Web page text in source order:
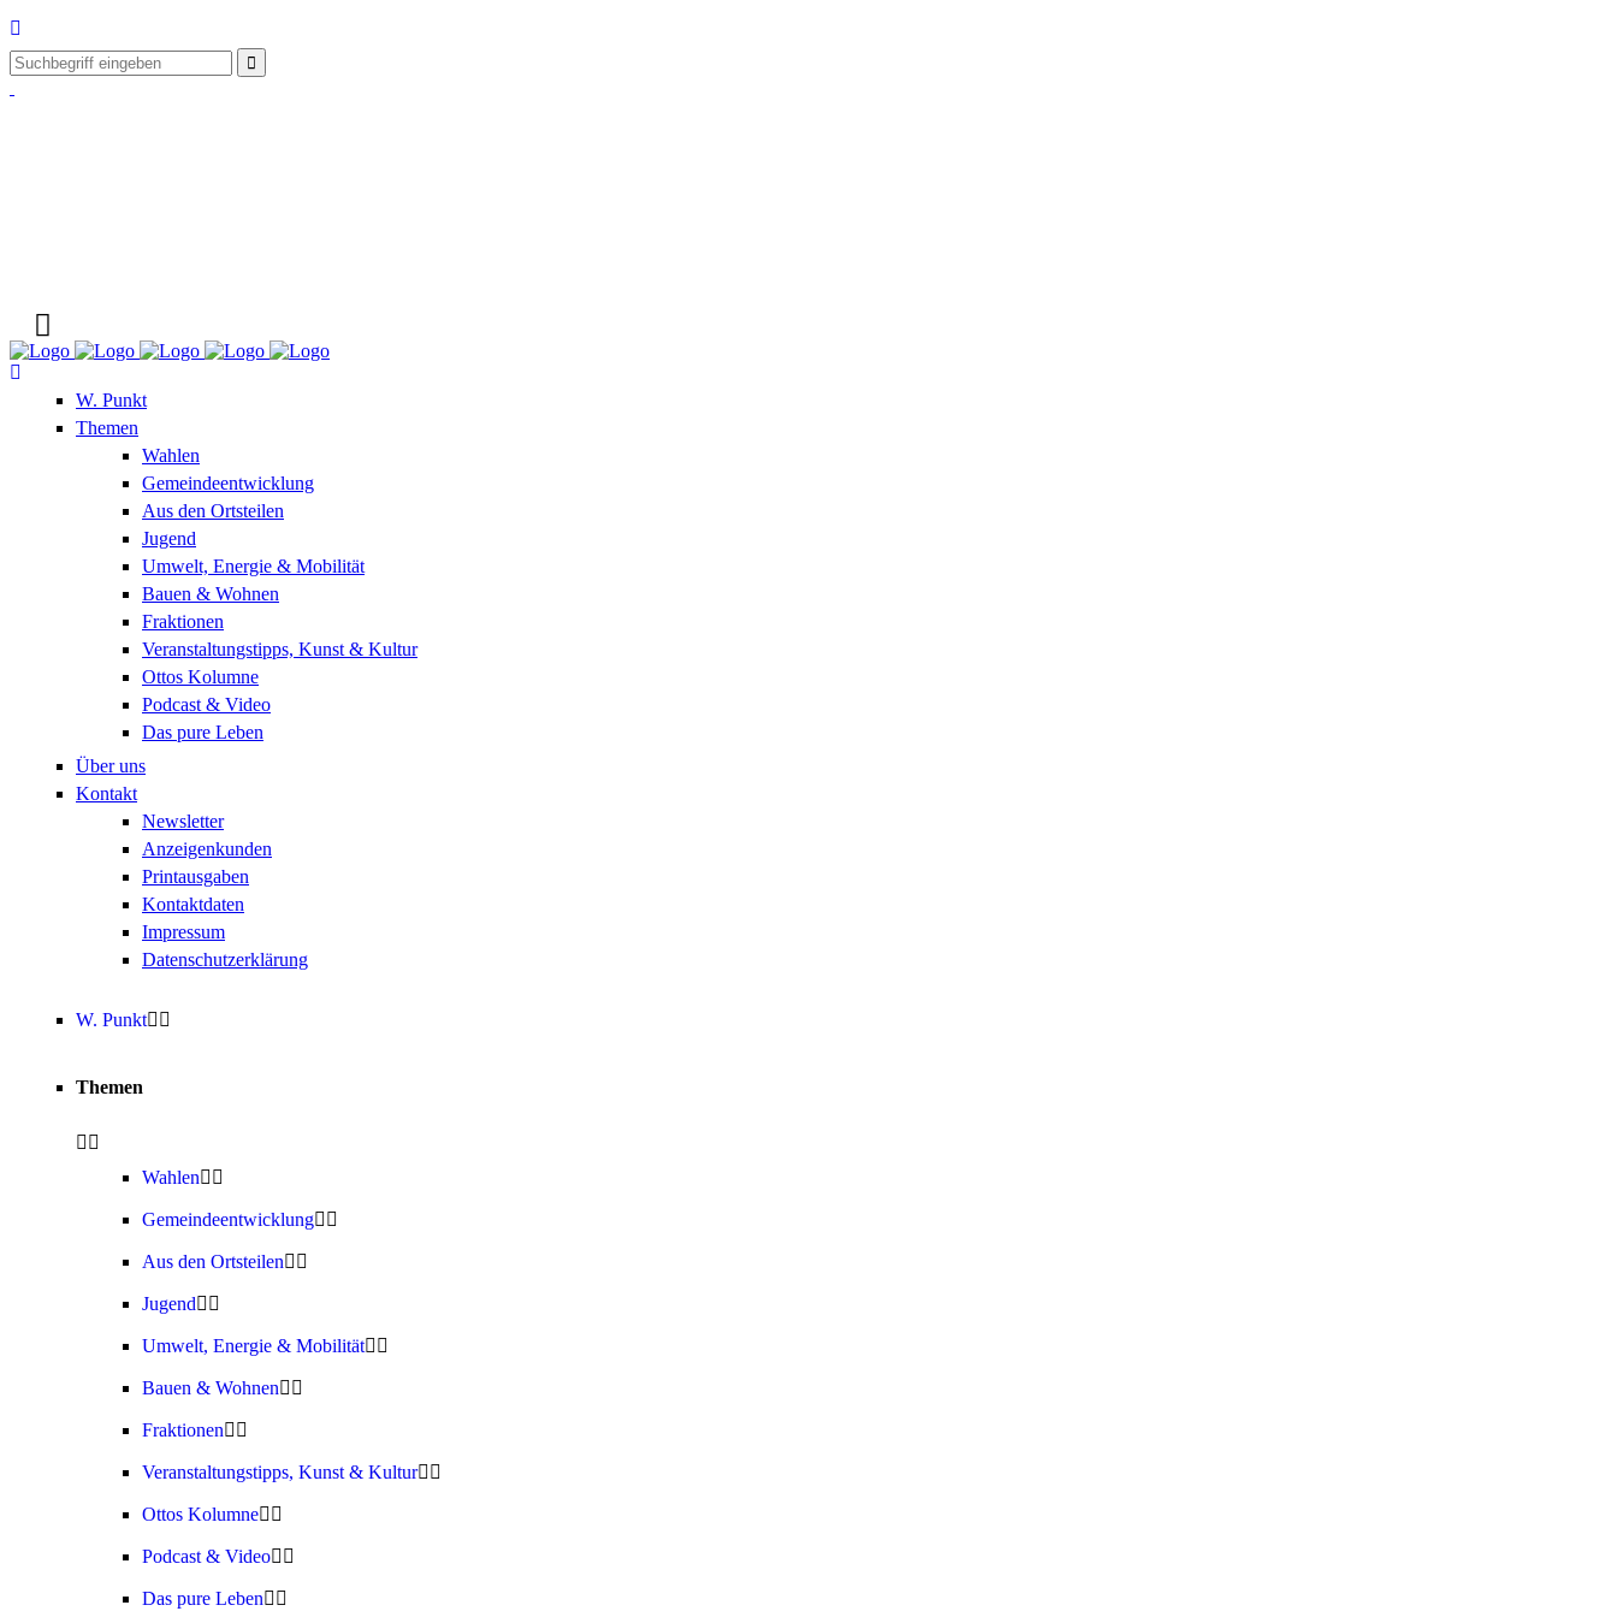
W. Punkt
Themen
Wahlen
Gemeindeentwicklung
Aus den Ortsteilen
Jugend
Umwelt, Energie & Mobilität
Bauen & Wohnen
Fraktionen
Veranstaltungstipps, Kunst & Kultur
Ottos Kolumne
Podcast & Video
Das pure Leben
Über uns
Kontakt
Newsletter
Anzeigenkunden
Printausgaben
Kontaktdaten
Impressum
Datenschutzerklärung
W. Punkt
Themen
Wahlen
Gemeindeentwicklung
Aus den Ortsteilen
Jugend
Umwelt, Energie & Mobilität
Bauen & Wohnen
Fraktionen
Veranstaltungstipps, Kunst & Kultur
Ottos Kolumne
Podcast & Video
Das pure Leben